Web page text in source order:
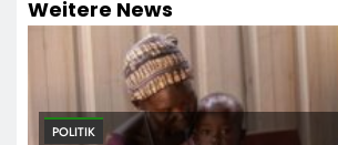
Weitere News
POLITIK